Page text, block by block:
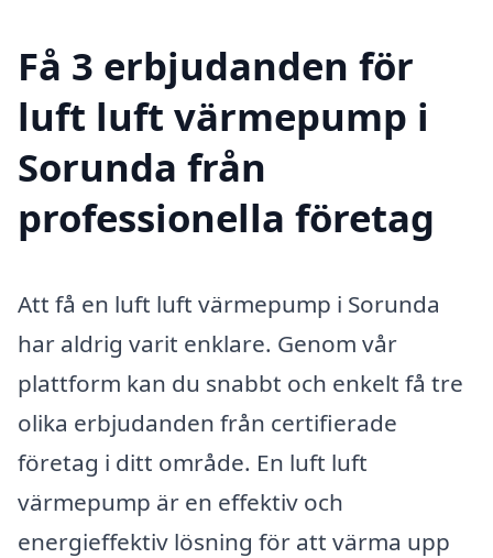
Få 3 erbjudanden för
luft luft värmepump i
Sorunda från
professionella företag
Att få en luft luft värmepump i Sorunda
har aldrig varit enklare. Genom vår
plattform kan du snabbt och enkelt få tre
olika erbjudanden från certifierade
företag i ditt område. En luft luft
värmepump är en effektiv och
energieffektiv lösning för att värma upp